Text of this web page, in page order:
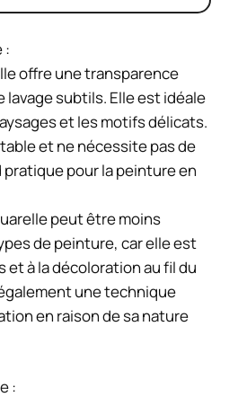
:
offre une transparence
subtils. Elle est idéale
et les motifs délicats.
et ne nécessite pas de
pour la peinture en
peut être moins
de peinture, car elle est
à la décoloration au fil du
une technique
en raison de sa nature
: